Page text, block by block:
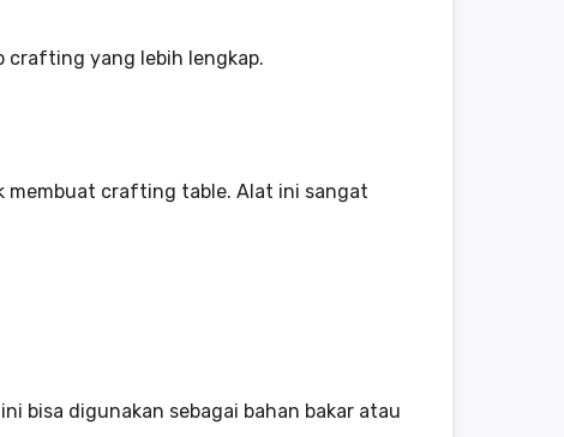
crafting yang lebih lengkap.
membuat crafting table. Alat ini sangat
bisa digunakan sebagai bahan bakar atau